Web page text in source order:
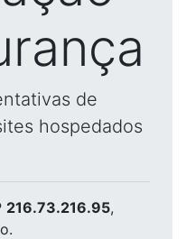
de
hospedados
216.73.216.95,